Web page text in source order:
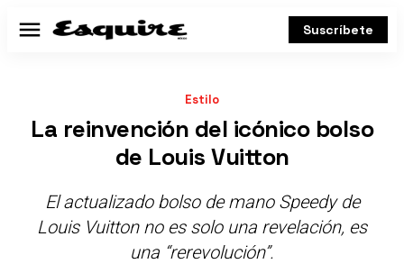
Menú Suscríbete
Estilo
La reinvención del icónico bolso
de Louis Vuitton
El actualizado bolso de mano Speedy de
Louis Vuitton no es solo una revelación, es
una “rerevolución”.